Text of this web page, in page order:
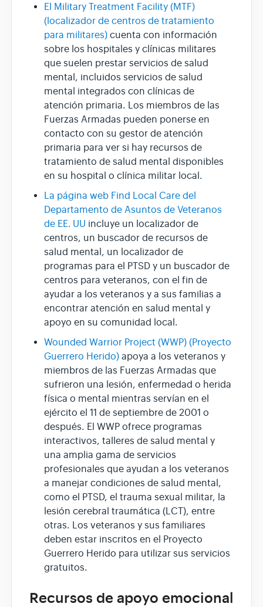
El Military Treatment Facility (MTF)
(localizador de centros de tratamiento
para militares) cuenta con información
sobre los hospitales y clínicas militares
que suelen prestar servicios de salud
mental, incluidos servicios de salud
mental integrados con clínicas de
atención primaria. Los miembros de las
Fuerzas Armadas pueden ponerse en
contacto con su gestor de atención
primaria para ver si hay recursos de
tratamiento de salud mental disponibles
en su hospital o clínica militar local.
La página web Find Local Care del
Departamento de Asuntos de Veteranos
de EE. UU incluye un localizador de
centros, un buscador de recursos de
salud mental, un localizador de
programas para el PTSD y un buscador de
centros para veteranos, con el fin de
ayudar a los veteranos y a sus familias a
encontrar atención en salud mental y
apoyo en su comunidad local.
Wounded Warrior Project (WWP) (Proyecto
Guerrero Herido) apoya a los veteranos y
miembros de las Fuerzas Armadas que
sufrieron una lesión, enfermedad o herida
física o mental mientras servían en el
ejército el 11 de septiembre de 2001 o
después. El WWP ofrece programas
interactivos, talleres de salud mental y
una amplia gama de servicios
profesionales que ayudan a los veteranos
a manejar condiciones de salud mental,
como el PTSD, el trauma sexual militar, la
lesión cerebral traumática (LCT), entre
otras. Los veteranos y sus familiares
deben estar inscritos en el Proyecto
Guerrero Herido para utilizar sus servicios
gratuitos.
Recursos de apoyo emocional